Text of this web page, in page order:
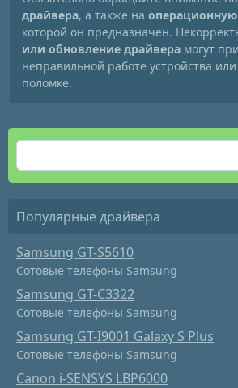
драйвера, а также на
которой он предназначен.
или обновление драйвера могут
неправильной работе устройства
поломке.
Популярные драйвера
Samsung GT-S5610
Сотовые телефоны Samsung
Samsung GT-C3322
Сотовые телефоны Samsung
Samsung GT-I9001 Galaxy S Plus
Сотовые телефоны Samsung
Canon i-SENSYS LBP6000